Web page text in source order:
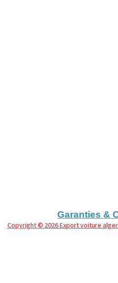
Garanties &
Copyright© 2026 Export voiture